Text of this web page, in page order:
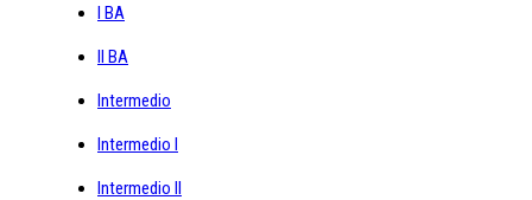
I BA
II BA
Intermedio
Intermedio I
Intermedio II